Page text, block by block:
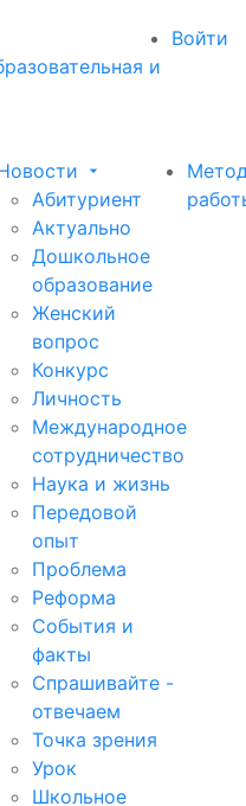
Войти
и
Абитуриент
Актуально
Дошкольное
образование
Женский
вопрос
Конкурс
Личность
Международное
сотрудничество
Наука и жизнь
Передовой
опыт
Проблема
Реформа
События и
факты
Спрашивайте -
отвечаем
Точка зрения
Урок
Школьное